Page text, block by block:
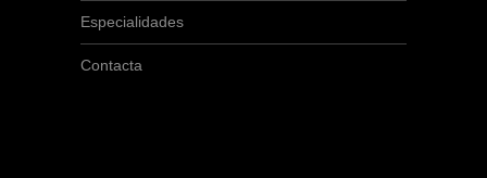
Especialidades
Contacta